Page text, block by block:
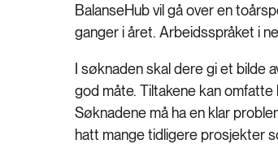
BalanseHub vil gå over en
ganger i året. Arbeidsspråket i
I søknaden skal dere gi et bilde
god måte. Tiltakene kan
Søknadene må ha en klar
hatt mange tidligere prosjekter